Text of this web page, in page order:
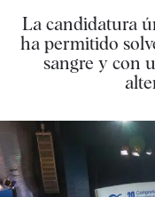
La candidatura
ha permitido
sangre y con